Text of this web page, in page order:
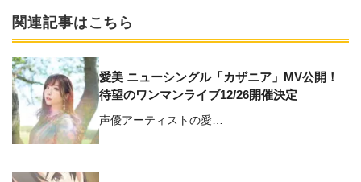
関連記事はこちら
愛美 ニューシングル「カザニア」MV公開！
待望のワンマンライブ12/26開催決定
声優アーティストの愛…